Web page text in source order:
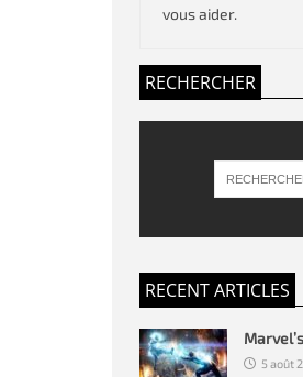
vous aider.
RECHERCHER
RECENT ARTICLES
5 août